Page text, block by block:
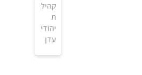
קהיל
ת
יהודי
עדן